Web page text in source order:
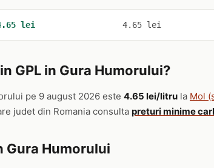
lei 4.65 lei
GPL in Gura Humorului?
pe 9 august 2026 este 4.65 lei/litru la Mol
judet din Romania consulta preturi minime
Gura Humorului